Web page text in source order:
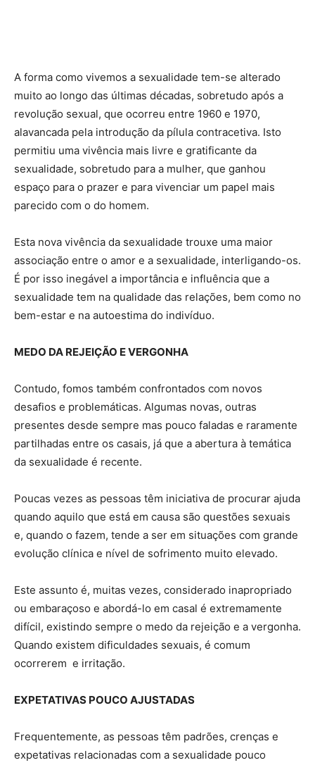
A forma como vivemos a sexualidade tem-se alterado
muito ao longo das últimas décadas, sobretudo após a
revolução sexual, que ocorreu entre 1960 e 1970,
alavancada pela introdução da pílula contracetiva. Isto
permitiu uma vivência mais livre e gratificante da
sexualidade, sobretudo para a mulher, que ganhou
espaço para o prazer e para vivenciar um papel mais
parecido com o do homem.
Esta nova vivência da sexualidade trouxe uma maior
associação entre o amor e a sexualidade, interligando-os.
É por isso inegável a importância e influência que a
sexualidade tem na qualidade das relações, bem como no
bem-estar e na autoestima do indivíduo.
MEDO DA REJEIÇÃO E VERGONHA
Contudo, fomos também confrontados com novos
desafios e problemáticas. Algumas novas, outras
presentes desde sempre mas pouco faladas e raramente
partilhadas entre os casais, já que a abertura à temática
da sexualidade é recente.
Poucas vezes as pessoas têm iniciativa de procurar ajuda
quando aquilo que está em causa são questões sexuais
e, quando o fazem, tende a ser em situações com grande
evolução clínica e nível de sofrimento muito elevado.
Este assunto é, muitas vezes, considerado inapropriado
ou embaraçoso e abordá-lo em casal é extremamente
difícil, existindo sempre o medo da rejeição e a vergonha.
Quando existem dificuldades sexuais, é comum
ocorrerem e irritação.
EXPETATIVAS POUCO AJUSTADAS
Frequentemente, as pessoas têm padrões, crenças e
expetativas relacionadas com a sexualidade pouco